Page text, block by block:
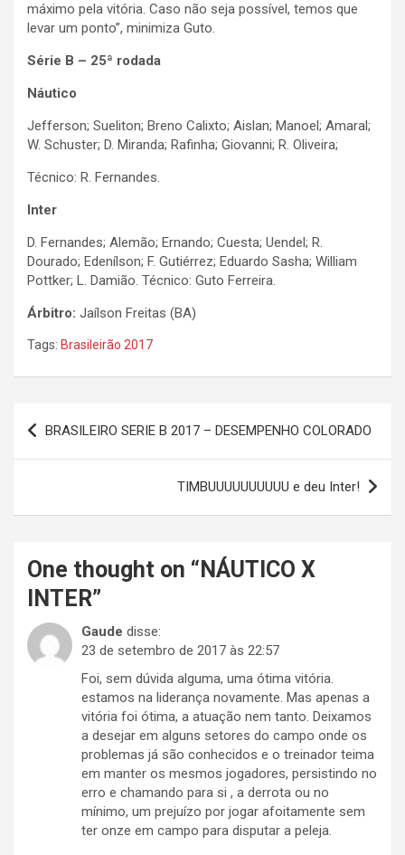
máximo pela vitória. Caso não seja possível, temos que
levar um ponto”, minimiza Guto.
Série B – 25ª rodada
Náutico
Jefferson; Sueliton; Breno Calixto; Aislan; Manoel; Amaral;
W. Schuster; D. Miranda; Rafinha; Giovanni; R. Oliveira;
Técnico: R. Fernandes.
Inter
D. Fernandes; Alemão; Ernando; Cuesta; Uendel; R.
Dourado; Edenílson; F. Gutiérrez; Eduardo Sasha; William
Pottker; L. Damião. Técnico: Guto Ferreira.
Árbitro: Jaílson Freitas (BA)
Tags: Brasileirão 2017
Navegação
de
BRASILEIRO SERIE B 2017 – DESEMPENHO COLORADO
TIMBUUUUUUUUUU e deu Inter!
One thought on “ NÁUTICO X
INTER”
Gaude disse:
23 de setembro de 2017 às 22:57
Foi, sem dúvida alguma, uma ótima vitória.
estamos na liderança novamente. Mas apenas a
vitória foi ótima, a atuação nem tanto. Deixamos
a desejar em alguns setores do campo onde os
problemas já são conhecidos e o treinador teima
em manter os mesmos jogadores, persistindo no
erro e chamando para si , a derrota ou no
mínimo, um prejuízo por jogar afoitamente sem
ter onze em campo para disputar a peleja.